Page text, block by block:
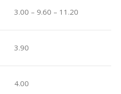
3.00 – 9.60 – 11.20
3.90
4.00